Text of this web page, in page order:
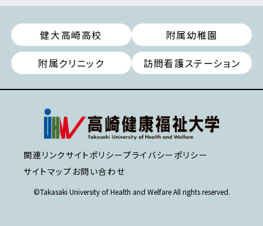
健大高崎高校
附属幼稚園
附属クリニック
訪問看護ステーション
関連リンク サイトポリシープライバシーポリシー
サイトマップ お問い合わせ
©Takasaki University of Health and Welfare All rights reserved.